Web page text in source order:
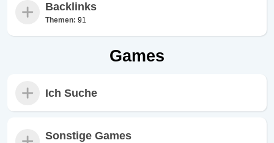
Backlinks
Themen: 91
Games
Ich Suche
Sonstige Games